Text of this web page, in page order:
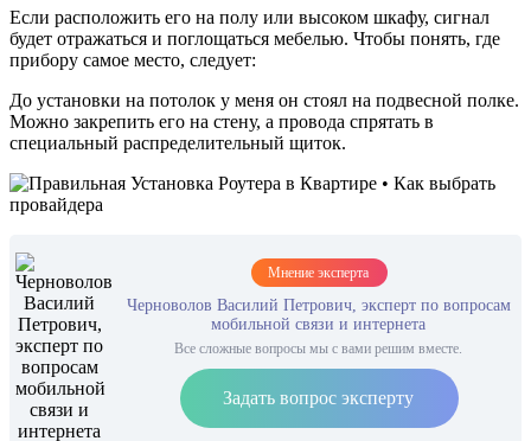
Если расположить его на полу или высоком шкафу, сигнал
будет отражаться и поглощаться мебелью. Чтобы понять, где
прибору самое место, следует:
До установки на потолок у меня он стоял на подвесной полке.
Можно закрепить его на стену, а провода спрятать в
специальный распределительный щиток.
Мнение эксперта
Черноволов Василий Петрович, эксперт по вопросам
мобильной связи и интернета
Все сложные вопросы мы с вами решим вместе.
Задать вопрос эксперту